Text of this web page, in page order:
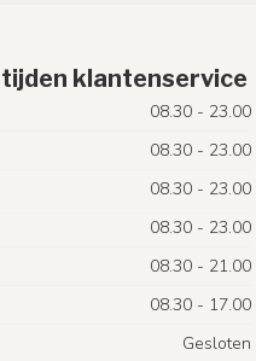
klantenservice
08.30 - 23.00
08.30 - 23.00
08.30 - 23.00
08.30 - 23.00
08.30 - 21.00
08.30 - 17.00
Gesloten